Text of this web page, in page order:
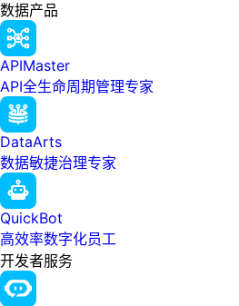
数据产品
APIMaster
API全生命周期管理专家
DataArts
数据敏捷治理专家
QuickBot
高效率数字化员工
开发者服务